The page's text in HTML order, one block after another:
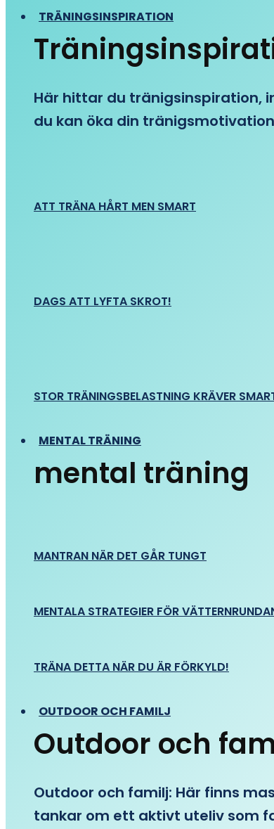
TRÄNINGSINSPIRATION
Här hittar du tränigsinspiration,
du kan öka din
ATT TRÄNA HÅRT MEN SMART
DAGS ATT LYFTA SKROT!
STOR TRÄNINGSBELASTNING KRÄVER
MENTAL TRÄNING
mental träning
MANTRAN NÄR DET GÅR TUNGT
MENTALA STRATEGIER FÖR
TRÄNA DETTA NÄR DU ÄR FÖRKYLD!
OUTDOOR OCH FAMILJ
Outdoor och
Outdoor och familj: Här finns
tankar om ett aktivt uteliv som